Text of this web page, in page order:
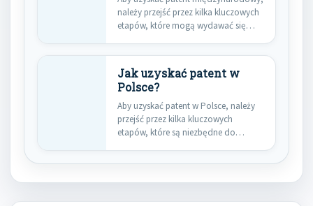
należy przejść przez kilka kluczowych
etapów, które mogą wydawać się
Jak uzyskać patent w
Polsce?
Aby uzyskać patent w Polsce, należy
przejść przez kilka kluczowych
etapów, które są niezbędne do…